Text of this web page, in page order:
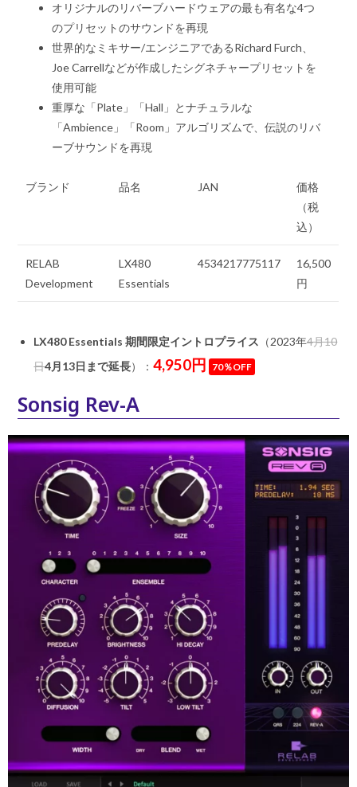
オリジナルのリバーブハードウェアの最も有名な4つ
のプリセットのサウンドを再現
世界的なミキサー/エンジニアであるRichard Furch、
Joe Carrellなどが作成したシグネチャープリセットを
使用可能
重厚な「Plate」「Hall」とナチュラルな
「Ambience」「Room」アルゴリズムで、伝説のリバ
ーブサウンドを再現
ブランド 品名 JAN
価格
（税
込）
RELAB
Development
LX480
Essentials
4534217775117
16,500
円
LX480 Essentials 期間限定イントロプライス （2023年4月10
日4月13日まで延長）：4,950円 70％OFF
Sonsig Rev-A